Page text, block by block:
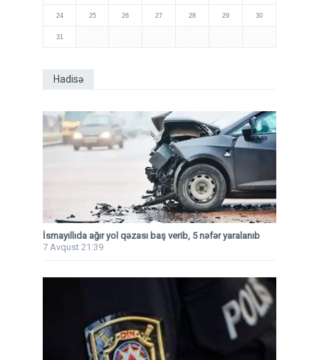
24 25 26 27 28 29 30
31
Hadisə
İsmayıllıda ağır yol qəzası baş verib, 5 nəfər yaralanıb
7 Avqust 21:39